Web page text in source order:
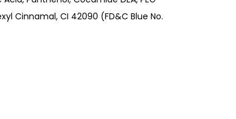
Cinnamal, CI 42090 (FD&C Blue No.